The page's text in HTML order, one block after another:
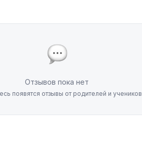
Отзывов пока нет
появятся отзывы от родителей и учеников